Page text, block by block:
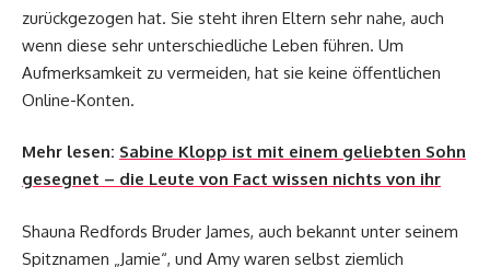
zurückgezogen hat. Sie steht ihren Eltern sehr nahe, auch
wenn diese sehr unterschiedliche Leben führen. Um
Aufmerksamkeit zu vermeiden, hat sie keine öffentlichen
Online-Konten.
Mehr lesen: Sabine Klopp ist mit einem geliebten Sohn
gesegnet – die Leute von Fact wissen nichts von ihr
Shauna Redfords Bruder James, auch bekannt unter seinem
Spitznamen „Jamie“, und Amy waren selbst ziemlich